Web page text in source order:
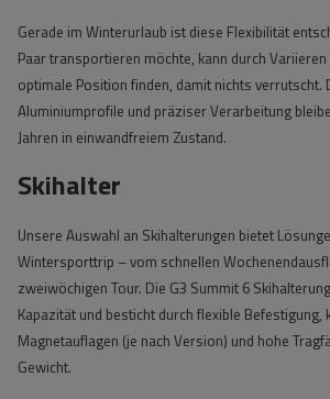
Gerade im Winterurlaub ist diese Flexibilität
Paar transportieren möchte, kann durch
optimale Position finden, damit nichts verrutscht.
Aluminiumprofile und präziser Verarbeitung
Jahren in einwandfreiem Zustand.
Skihalter
Unsere Auswahl an Skihalterungen bietet
Wintersporttrip – vom schnellen
zweiwöchigen Tour. Die G3 Summit 6
Kapazität und besticht durch flexible Befestigung,
Magnetauflagen (je nach Version) und hohe
Gewicht.